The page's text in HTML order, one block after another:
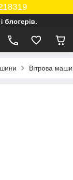
блогерів.
Вітрова